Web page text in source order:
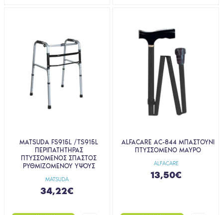
MATSUDA
MATSUDA FS915L /TS915L
ΠΕΡΙΠΑΤΗΤΗΡΑΣ
ΠΤΥΣΣΟΜΕΝΟΣ ΣΠΑΣΤΟΣ
ΡΥΘΜΙΖΟΜΕΝΟΥ YΨΟΥΣ
34,22€
ALFACARE
ALFACARE AC-844 ΜΠΑΣΤΟΥΝΙ
ΠΤΥΣΣΟΜΕΝΟ ΜΑΥΡΟ
13,50€